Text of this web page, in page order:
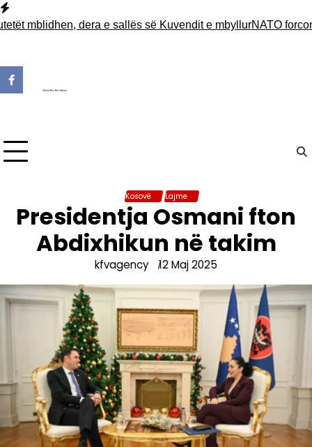
Skip
tomblidhen, dera e sallës së Kuvendit e mbyllurNATO forcon
Kosovë Lajme
Presidentja Osmani fton
Abdixhikun në takim
kfvagency 12 Maj 2025